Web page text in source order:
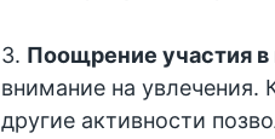
3. Поощрение участия
внимание на
другие активности